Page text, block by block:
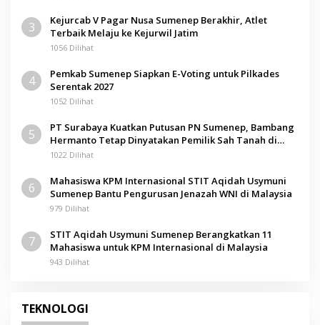
3
Kejurcab V Pagar Nusa Sumenep Berakhir, Atlet
Terbaik Melaju ke Kejurwil Jatim
1056 Dilihat
4
Pemkab Sumenep Siapkan E-Voting untuk Pilkades
Serentak 2027
1052 Dilihat
5
PT Surabaya Kuatkan Putusan PN Sumenep, Bambang
Hermanto Tetap Dinyatakan Pemilik Sah Tanah di
Pamolokan
1022 Dilihat
6
Mahasiswa KPM Internasional STIT Aqidah Usymuni
Sumenep Bantu Pengurusan Jenazah WNI di Malaysia
979 Dilihat
7
STIT Aqidah Usymuni Sumenep Berangkatkan 11
Mahasiswa untuk KPM Internasional di Malaysia
943 Dilihat
TEKNOLOGI